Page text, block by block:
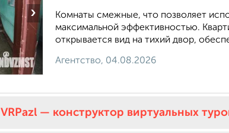
›
Комнаты смежные, что позволяет
максимальной эффективностью.
открывается вид на тихий двор,
Агентство, 04.08.2026
VRPazl — конструктор виртуальных